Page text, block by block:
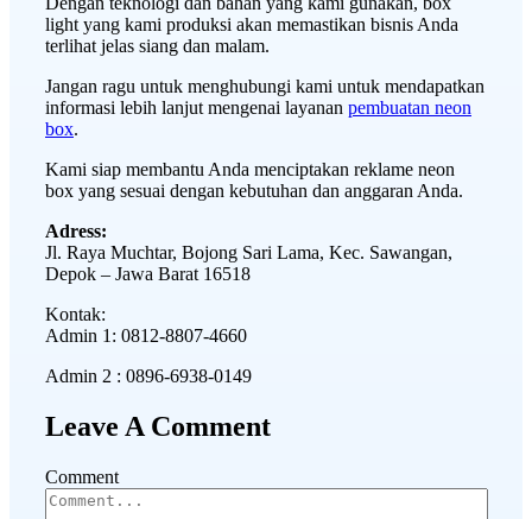
light yang kami produksi akan memastikan bisnis Anda
terlihat jelas siang dan malam.
Jangan ragu untuk menghubungi kami untuk mendapatkan
informasi lebih lanjut mengenai layanan pembuatan neon
box.
Kami siap membantu Anda menciptakan reklame neon
box yang sesuai dengan kebutuhan dan anggaran Anda.
Adress:
Jl. Raya Muchtar, Bojong Sari Lama, Kec. Sawangan,
Depok – Jawa Barat 16518
Kontak:
Admin 1: 0812-8807-4660
Admin 2 : 0896-6938-0149
Leave A Comment
Comment